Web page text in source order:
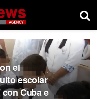
el
escolar
Cuba e